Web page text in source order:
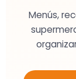
Menús,